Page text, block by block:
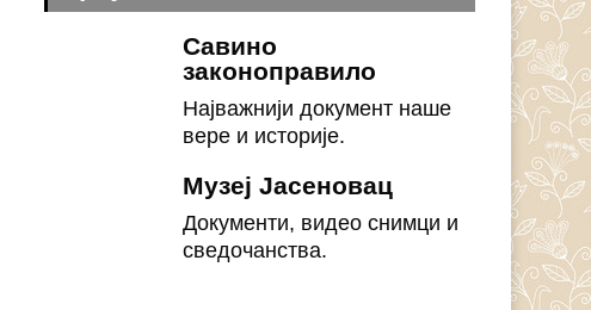
Савино
законоправило
Најважнији документ наше
вере и историје.
Музеј Јасеновац
Документи, видео снимци и
сведочанства.